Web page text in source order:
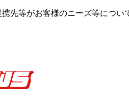
先等がお客様のニーズ等につ